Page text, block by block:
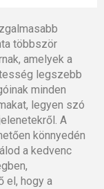
többször
amelyek a
legszebb
minden
legyen szó
A
könnyedén
a kedvenc
el, hogy a